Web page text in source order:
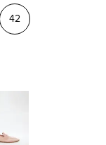
42